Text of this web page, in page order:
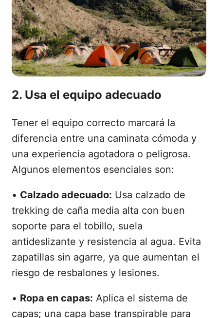
2. Usa el equipo adecuado
Tener el equipo correcto marcará la
diferencia entre una caminata cómoda y
una experiencia agotadora o peligrosa.
Algunos elementos esenciales son:
• Calzado adecuado: Usa calzado de
trekking de caña media alta con buen
soporte para el tobillo, suela
antideslizante y resistencia al agua. Evita
zapatillas sin agarre, ya que aumentan el
riesgo de resbalones y lesiones.
• Ropa en capas: Aplica el sistema de
capas; una capa base transpirable para